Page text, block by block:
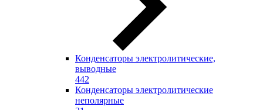
Конденсаторы электролитические,
выводные
442
Конденсаторы электролитические
неполярные